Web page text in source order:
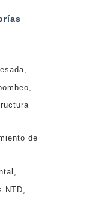
de
NTD